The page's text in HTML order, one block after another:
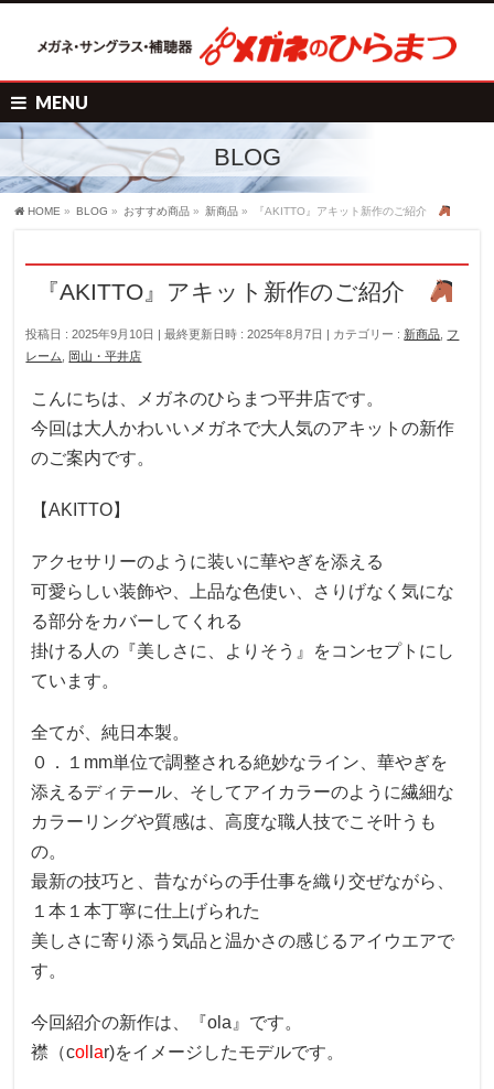
MENU
BLOG
HOME » BLOG » おすすめ商品 » 新商品 » 『AKITTO』アキット新作のご紹介
『AKITTO』アキット新作のご紹介
投稿日 : 2025年9月10日 最終更新日時 : 2025年8月7日 カテゴリー : 新商品 フ
レーム
岡山・平井店
こんにちは、メガネのひらまつ平井店です。
今回は大人かわいいメガネで大人気のアキットの新作
のご案内です。
【AKITTO】
アクセサリーのように装いに華やぎを添える
可愛らしい装飾や、上品な色使い、さりげなく気にな
る部分をカバーしてくれる
掛ける人の『美しさに、よりそう』をコンセプトにし
ています。
全てが、純日本製。
０．１mm単位で調整される絶妙なライン、華やぎを
添えるディテール、そしてアイカラーのように繊細な
カラーリングや質感は、高度な職人技でこそ叶うも
の。
最新の技巧と、昔ながらの手仕事を織り交ぜながら、
１本１本丁寧に仕上げられた
美しさに寄り添う気品と温かさの感じるアイウエアで
す。
今回紹介の新作は、『ola』です。
襟（col lar)をイメージしたモデルです。